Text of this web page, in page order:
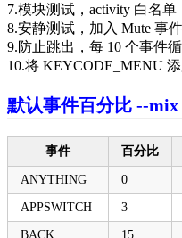
7.模块测试，activity 白名
8.安静测试，加入 Mute 事
9.防止跳出，每 10 个事件
10.将 KEYCODE_MENU 添
默认事件百分比 --mix
事件 百分比
ANYTHING 0
APPSWITCH 3
BACK 15